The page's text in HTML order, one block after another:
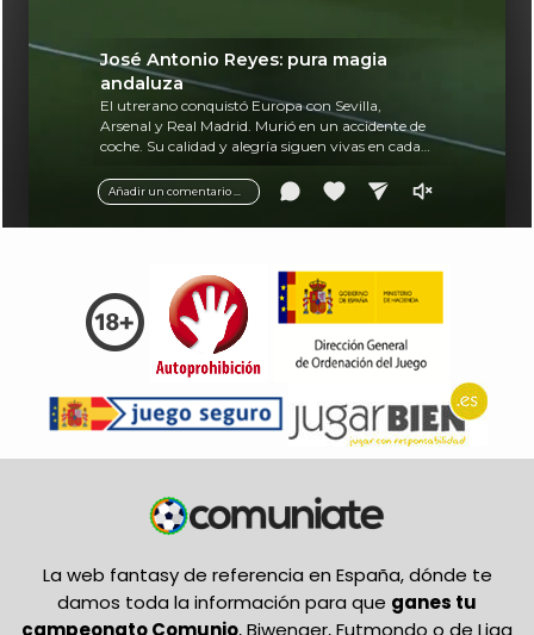
Añadir un comentario ...
José Antonio Reyes: pura magia
andaluza
El utrerano conquistó Europa con Sevilla,
Arsenal y Real Madrid. Murió en un accidente de
coche. Su calidad y alegría siguen vivas en cada
La web fantasy de referencia en España, dónde te
damos toda la información para que ganes tu
campeonato Comunio, Biwenger, Futmondo o de Liga